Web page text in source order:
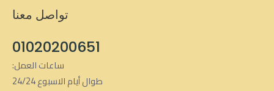
تواصل معنا
01020200651
ساعات العمل:
طوال أيام الاسبوع 24/24